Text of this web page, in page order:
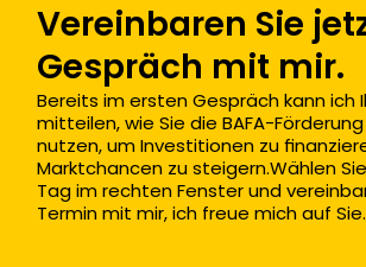
Vereinbaren Sie
Gespräch mit mir.
Bereits im ersten Gespräch kann ich
mitteilen, wie Sie die BAFA-
nutzen, um Investitionen zu
Marktchancen zu steigern.Wählen
Tag im rechten Fenster und
Termin mit mir, ich freue mich auf Sie.